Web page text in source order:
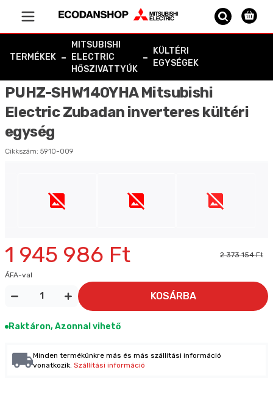
Vissza a főoldalra
TERMÉKEK -
MITSUBISHI
ELECTRIC
HŐSZIVATTYÚK
-
KÜLTÉRI
EGYSÉGEK
PUHZ-SHW140YHA Mitsubishi
Electric Zubadan inverteres kültéri
egység
Cikkszám: 5910-009
1 945 986 Ft 2 373 154 Ft
ÁFA-val
KOSÁRBA
Raktáron, Azonnal vihető
Minden termékünkre más és más szállítási információ
vonatkozik. Szállítási információ